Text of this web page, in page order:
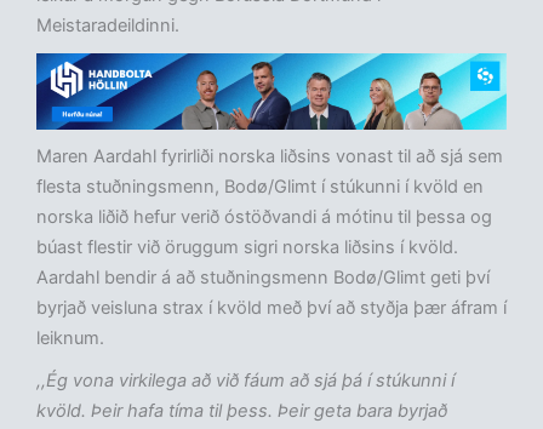
Meistaradeildinni.
Maren Aardahl fyrirliði norska liðsins vonast til að sjá sem
flesta stuðningsmenn, Bodø/Glimt í stúkunni í kvöld en
norska liðið hefur verið óstöðvandi á mótinu til þessa og
búast flestir við öruggum sigri norska liðsins í kvöld.
Aardahl bendir á að stuðningsmenn Bodø/Glimt geti því
byrjað veisluna strax í kvöld með því að styðja þær áfram í
leiknum.
,,Ég vona virkilega að við fáum að sjá þá í stúkunni í
kvöld. Þeir hafa tíma til þess. Þeir geta bara byrjað